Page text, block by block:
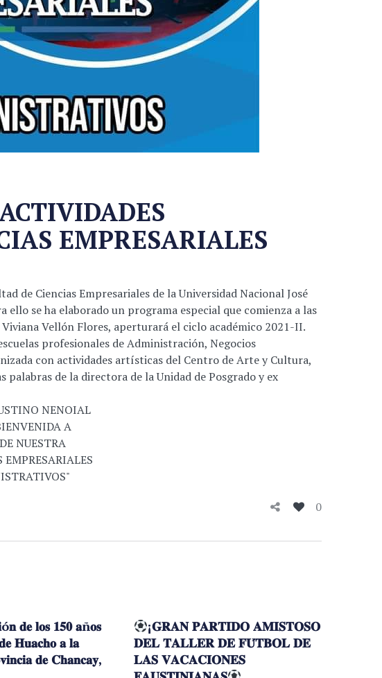
EMPRESARIALES
de Ciencias Empresariales de la Universidad Nacional José
se ha elaborado un programa especial que comienza a las
Vellón Flores, aperturará el ciclo académico 2021-II.
profesionales de Administración, Negocios
con actividades artísticas del Centro de Arte y Cultura,
de la directora de la Unidad de Posgrado y ex
0
𝐝𝐞 𝐥𝐨𝐬 𝟏𝟓𝟎 𝐚ñ𝐨𝐬
𝐇𝐮𝐚𝐜𝐡𝐨 𝐚 𝐥𝐚
𝐝𝐞 𝐂𝐡𝐚𝐧𝐜𝐚𝐲,
¡𝐆𝐑𝐀𝐍 𝐏𝐀𝐑𝐓𝐈𝐃𝐎 𝐀𝐌𝐈𝐒𝐓𝐎𝐒𝐎
𝐃𝐄𝐋 𝐓𝐀𝐋𝐋𝐄𝐑 𝐃𝐄 𝐅𝐔́𝐓𝐁𝐎𝐋 𝐃𝐄
𝐋𝐀𝐒 𝐕𝐀𝐂𝐀𝐂𝐈𝐎𝐍𝐄𝐒